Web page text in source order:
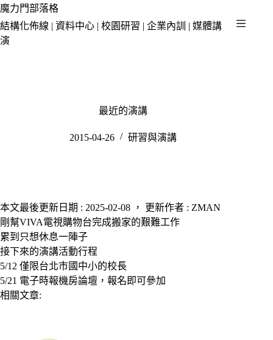
跳
至
主
魔力門部落格
結構化佈線 | 資料中心 | 校園研習 | 企業內訓 | 媒體講
演
最近的演講
2015-04-26 研習與演講
本文最後更新日期 : 2025-02-08 ， 更新作者 : ZMAN
剛幫VIVA電視購物台完成搬家的艱難工作
累到只想休息一陣子
接下來的演講活動行程
5/12 僅限台北市國中小的校長
5/21 電子時報機房論壇，報名即可參加
相關文章: